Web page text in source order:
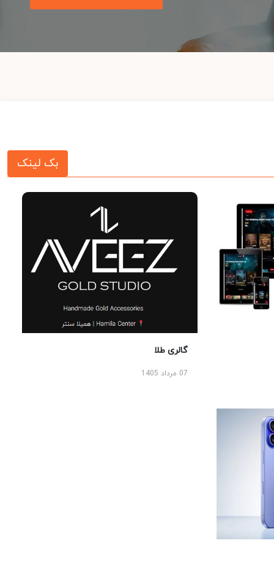
بک لینک
گالری طلا
07 مرداد 1405